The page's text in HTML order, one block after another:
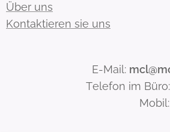
Über uns
Kontaktieren sie uns
E-Mail:
Telefon im Büro:
Mobil: